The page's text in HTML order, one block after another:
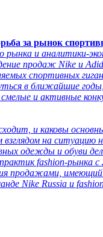
за рынок
рынка и аналитики-
продаж Nike и
спортивных
в ближайшие
и активные
и каковы
взглядом на ситуацию
одежды и обуви
fashion-рынка
продажами, имеющий
Nike Russia и